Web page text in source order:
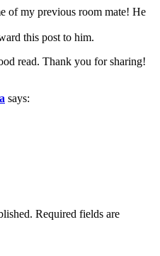
of my previous room mate! He
this post to him.
read. Thank you for sharing!
says:
Required fields are